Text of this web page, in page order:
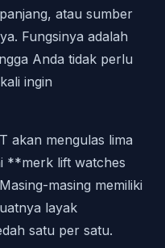
atau sumber
Fungsinya adalah
Anda tidak perlu
ingin
akan mengulas lima
**merk lift watches
masing memiliki
layak
satu per satu.